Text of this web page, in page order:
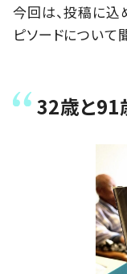
今回は、投稿に込
ピソードについて
32歳と91